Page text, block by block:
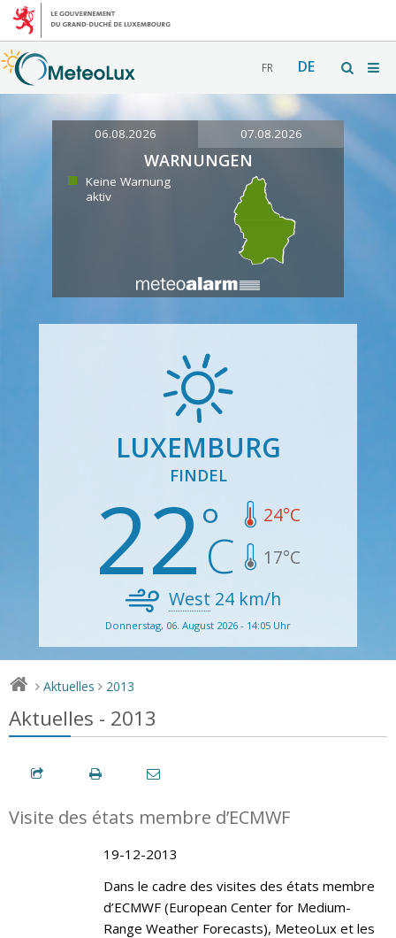
FR DE
06.08.2026 07.08.2026
WARNUNGEN
Keine Warnung
aktiv
LUXEMBURG
FINDEL
22 24°C
17°C
West 24 km/h
Donnerstag, 06. August 2026 - 14:05 Uhr
> Aktuelles > 2013
Aktuelles - 2013
Visite des états membre d’ECMWF
19-12-2013
Dans le cadre des visites des états membre
d’ECMWF (European Center for Medium-
Range Weather Forecasts), MeteoLux et les